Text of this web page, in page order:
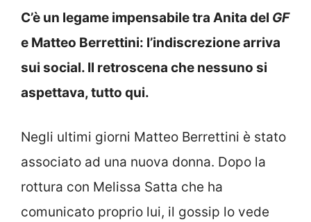
C’è un legame impensabile tra Anita del GF
e Matteo Berrettini: l’indiscrezione arriva
sui social. Il retroscena che nessuno si
aspettava, tutto qui.
Negli ultimi giorni Matteo Berrettini è stato
associato ad una nuova donna. Dopo la
rottura con Melissa Satta che ha
comunicato proprio lui, il gossip lo vede